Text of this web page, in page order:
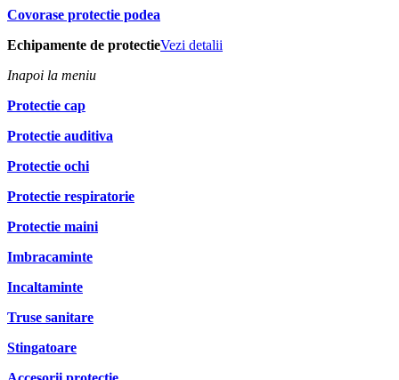
Covorase protectie podea
Echipamente de protectieVezi detalii
Inapoi la meniu
Protectie cap
Protectie auditiva
Protectie ochi
Protectie respiratorie
Protectie maini
Imbracaminte
Incaltaminte
Truse sanitare
Stingatoare